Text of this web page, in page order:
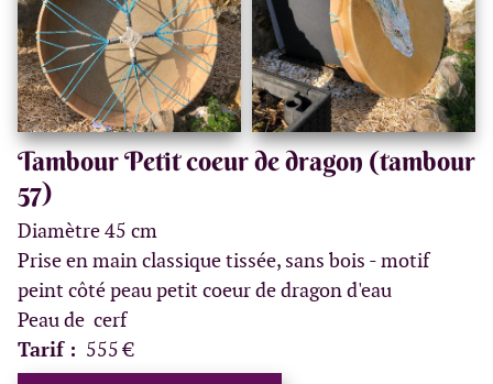
Tambour Petit coeur de dragon (tambour
57)
Diamètre 45 cm
Prise en main classique tissée, sans bois - motif
peint côté peau petit coeur de dragon d'eau
Peau de cerf
Tarif : 555 €